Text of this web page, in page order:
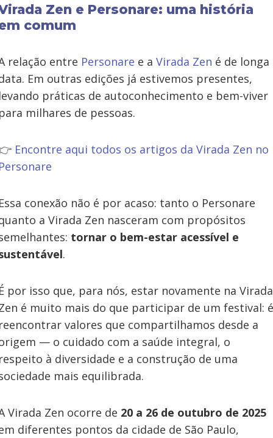
Zen e Personare: uma história
comum
relação entre Personare e a Virada Zen é de longa
Em outras edições já estivemos presentes,
práticas de autoconhecimento e bem-viver
milhares de pessoas.
Encontre aqui todos os artigos da Virada Zen no
conexão não é por acaso: tanto o Personare
a Virada Zen nasceram com propósitos
tornar o bem-estar acessível e
.
por isso que, para nós, estar novamente na Virada
é muito mais do que participar de um festival: é
valores que compartilhamos desde a
— o cuidado com a saúde integral, o
à diversidade e a construção de uma
mais equilibrada.
Virada Zen ocorre de 20 a 26 de outubro de 2025
diferentes pontos da cidade de São Paulo,